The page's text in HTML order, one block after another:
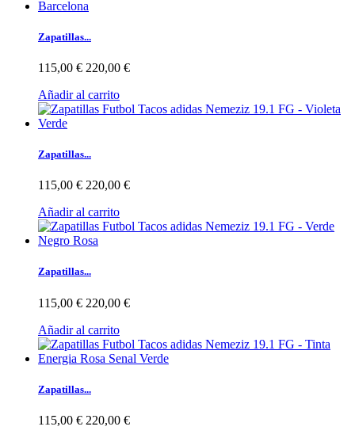
Zapatillas...
115,00 € 220,00 €
Añadir al carrito
Zapatillas...
115,00 € 220,00 €
Añadir al carrito
Zapatillas...
115,00 € 220,00 €
Añadir al carrito
Zapatillas...
115,00 € 220,00 €